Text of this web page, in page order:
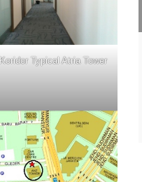
Koridor Typical Atria Tower